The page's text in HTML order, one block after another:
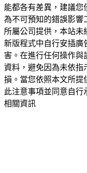
能都各有差異，建議您
為不可預知的錯誤影響
所屬公司提供，本站未
新版程式中自行安插廣
害。在進行任何操作
資料，避免因為未依指
損。當您依照本文所提
此注意事項並同意自行
相關資訊